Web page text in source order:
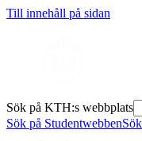
Till innehåll på sidan
Sök på KTH:s webbplats
Sök på Studentwebben